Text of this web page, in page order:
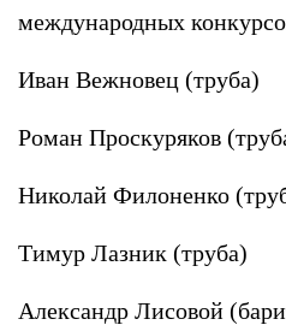
международных
Иван Вежновец (труба)
Роман Проскуряков
Николай Филоненко
Тимур Лазник (труба)
Александр Лисовой